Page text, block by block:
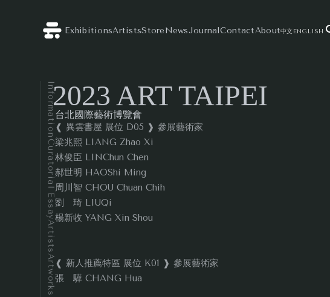
ExhibitionsArtistsStoreNewsJournalContactAbout中文ENGLISH
Information
Curatorial Essay
Artists
Artworks
2023 ART TAIPEI
台北國際藝術博覽會
❰ 異雲書屋 展位 D05 ❱ 參展藝術家
梁兆熙 LIANG Zhao Xi
林俊臣 LINChun Chen
郝世明 HAOShi Ming
周川智 CHOU Chuan Chih
劉 琦 LIUQi
楊新收 YANG Xin Shou
❰ 新人推薦特區 展位 K01 ❱ 參展藝術家
張 驊 CHANG Hua